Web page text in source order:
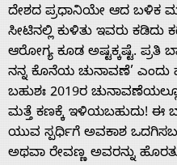
Advertise
With
s
ದೇಶದ ಪ್ರಧಾನಿಯೇ ಆದ ಬಳಿಕ
ಸೀಟಿನಲ್ಲಿ ಕುಳಿತು ಇವರು ಕಡಿದು
ಆರೋಗ್ಯ ಕೂಡ ಅಷ್ಟಕ್ಕಷ್ಟೆ. ಪ್ರತಿ
ನನ್ನ ಕೊನೆಯ ಚುನಾವಣೆ’ ಎಂದು
ಬಹುಶಃ 2019ರ
ಮತ್ತೆ ಕಣಕ್ಕೆ ಇಳಿಯಬಹುದು! ಈ
ಯುವ ಸ್ಪರ್ಧಿಗೆ ಅವಕಾಶ
ಅಥವಾ ರೇವಣ್ಣ ಅವರನ್ನು